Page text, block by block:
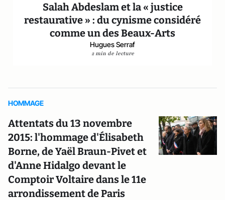
Salah Abdeslam et la « justice
restaurative » : du cynisme considéré
comme un des Beaux-Arts
Hugues Serraf
2 min de lecture
HOMMAGE
Attentats du 13 novembre
2015: l'hommage d'Élisabeth
Borne, de Yaël Braun-Pivet et
d'Anne Hidalgo devant le
Comptoir Voltaire dans le 11e
arrondissement de Paris